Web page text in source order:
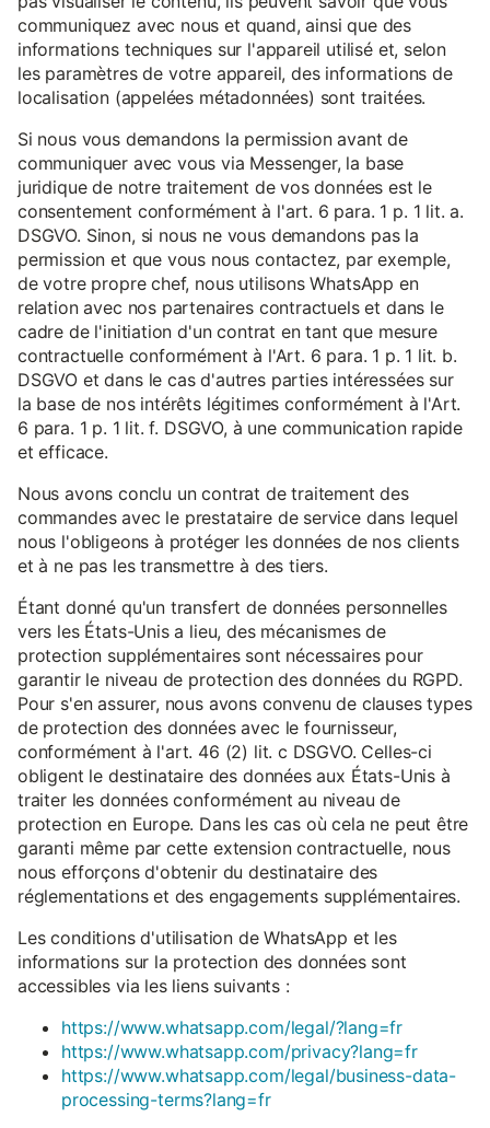
communiquez avec nous et quand, ainsi que des
informations techniques sur l'appareil utilisé et, selon
les paramètres de votre appareil, des informations de
localisation (appelées métadonnées) sont traitées.
Si nous vous demandons la permission avant de
communiquer avec vous via Messenger, la base
juridique de notre traitement de vos données est le
consentement conformément à l'art. 6 para. 1 p. 1 lit. a.
DSGVO. Sinon, si nous ne vous demandons pas la
permission et que vous nous contactez, par exemple,
de votre propre chef, nous utilisons WhatsApp en
relation avec nos partenaires contractuels et dans le
cadre de l'initiation d'un contrat en tant que mesure
contractuelle conformément à l'Art. 6 para. 1 p. 1 lit. b.
DSGVO et dans le cas d'autres parties intéressées sur
la base de nos intérêts légitimes conformément à l'Art.
6 para. 1 p. 1 lit. f. DSGVO, à une communication rapide
et efficace.
Nous avons conclu un contrat de traitement des
commandes avec le prestataire de service dans lequel
nous l'obligeons à protéger les données de nos clients
et à ne pas les transmettre à des tiers.
Étant donné qu'un transfert de données personnelles
vers les États-Unis a lieu, des mécanismes de
protection supplémentaires sont nécessaires pour
garantir le niveau de protection des données du RGPD.
Pour s'en assurer, nous avons convenu de clauses types
de protection des données avec le fournisseur,
conformément à l'art. 46 (2) lit. c DSGVO. Celles-ci
obligent le destinataire des données aux États-Unis à
traiter les données conformément au niveau de
protection en Europe. Dans les cas où cela ne peut être
garanti même par cette extension contractuelle, nous
nous efforçons d'obtenir du destinataire des
réglementations et des engagements supplémentaires.
Les conditions d'utilisation de WhatsApp et les
informations sur la protection des données sont
accessibles via les liens suivants :
https://www.whatsapp.com/legal/?lang=fr
https://www.whatsapp.com/privacy?lang=fr
https://www.whatsapp.com/legal/business-data-
processing-terms?lang=fr